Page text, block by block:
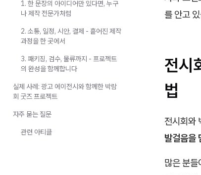
를 안고
전시
법
전시회와
발걸음을
많은 분
1. 한 문장의 아이디어만 있다면, 누구
나 제작 전문가처럼
2. 소통, 일정, 시안, 결제 - 흩어진 제작
과정을 한 곳에서
3. 패키징, 검수, 물류까지 - 프로젝트
의 완성을 함께합니다
실제 사례: 광고 에이전시와 함께한 박람
회 굿즈 프로젝트
자주 묻는 질문
관련 아티클